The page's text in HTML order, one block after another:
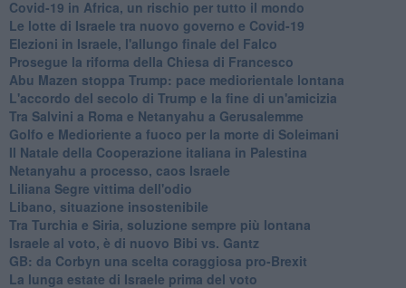
Covid-19 in Africa, un rischio per tutto il mondo
Le lotte di Israele tra nuovo governo e Covid-19
Elezioni in Israele, l'allungo finale del Falco
Prosegue la riforma della Chiesa di Francesco
Abu Mazen stoppa Trump: pace mediorientale lontana
L'accordo del secolo di Trump e la fine di un'amicizia
Tra Salvini a Roma e Netanyahu a Gerusalemme
Golfo e Medioriente a fuoco per la morte di Soleimani
Il Natale della Cooperazione italiana in Palestina
Netanyahu a processo, caos Israele
Liliana Segre vittima dell'odio
Libano, situazione insostenibile
Tra Turchia e Siria, soluzione sempre più lontana
Israele al voto, è di nuovo Bibi vs. Gantz
GB: da Corbyn una scelta coraggiosa pro-Brexit
La lunga estate di Israele prima del voto